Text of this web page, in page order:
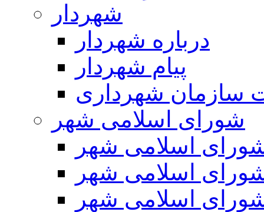
شهردار
درباره شهردار
پیام شهردار
سازمان شهرداری
شورای اسلامی شهر
اسلامی شهر
اسلامی شهر
اسلامی شهر